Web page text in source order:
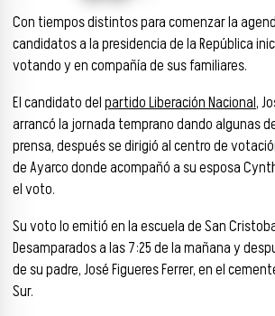
Con tiempos distintos para comenzar la
candidatos a la presidencia de la República
votando y en compañía de sus familiares.
El candidato delpartido Liberación Nacional, J
arrancó la jornada temprano dando algunas
prensa, después se dirigió al centro de
de Ayarco donde acompañó a su esposa
el voto.
Su voto lo emitió en la escuela de San
Desamparados a las 7:25 de la mañana y
de su padre, José Figueres Ferrer, en el
Sur.